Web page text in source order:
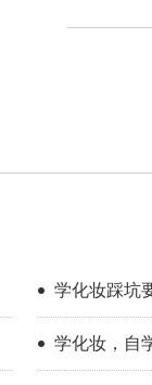
学化妆踩坑
新手择校干
学化妆，自
底有多大？